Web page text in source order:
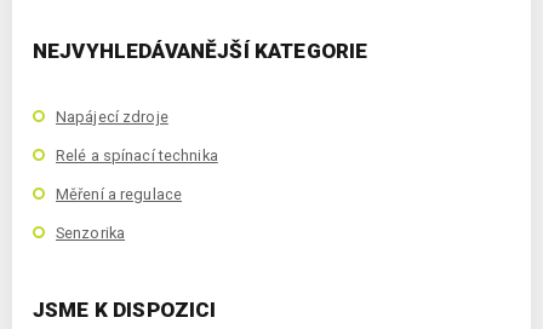
NEJVYHLEDÁVANĚJŠÍ KATEGORIE
Napájecí zdroje
Relé a spínací technika
Měření a regulace
Senzorika
JSME K DISPOZICI